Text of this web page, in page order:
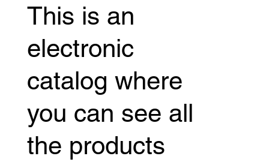
This is an
electronic
catalog where
you can see all
the products